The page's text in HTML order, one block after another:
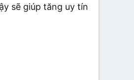
sẽ giúp tăng uy tín